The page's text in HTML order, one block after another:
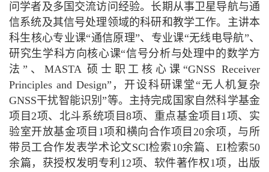
问学者及多国交流访问经验。长期从事卫星导航与通
信系统及其信号处理领域的科研和教学工作。主讲本
科生核心专业课“通信原理”、专业课“无线电导航”、
研究生学科方向核心课“信号分析与处理中的数学方
法”、MASTA 硕士职工核心课“GNSS Receiver
Principles and Design”，开设科研课堂“无人机复杂
GNSS干扰智能识别”等。主持完成国家自然科学基金
项目2项、北斗系统项目8项、重点基金项目 1项、实
验室开放基金项目 1项和横向合作项目20余项，与所
带员工合作发表学术论文SCI检索10余篇、EI检索50
余篇，获授权发明专利12项、软件著作权1项，出版